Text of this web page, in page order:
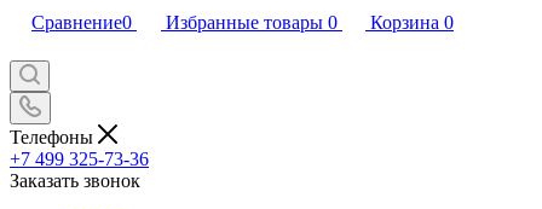
Сравнение0 Избранные товары 0 Корзина 0
Телефоны
+7 499 325-73-36
Заказать звонок